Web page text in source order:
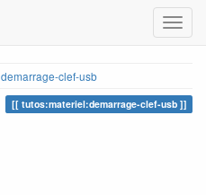
demarrage-clef-usb
tutos:materiel:demarrage-clef-usb